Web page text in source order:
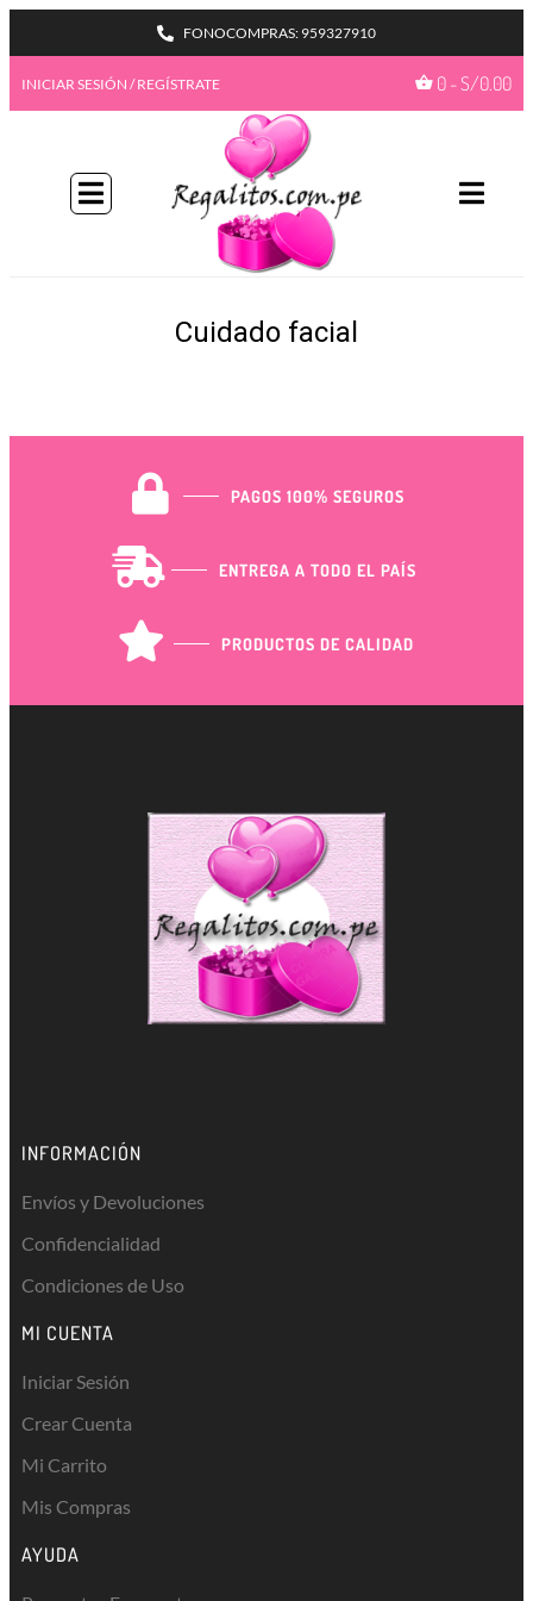
FONOCOMPRAS: 959327910
INICIAR SESIÓN / REGÍSTRATE 0-S/0.00
Cuidado facial
PAGOS 100% SEGUROS
ENTREGA A TODO EL PAÍS
PRODUCTOS DE CALIDAD
INFORMACIÓN
Envíos y Devoluciones
Confidencialidad
Condiciones de Uso
MI CUENTA
Iniciar Sesión
Crear Cuenta
Mi Carrito
Mis Compras
AYUDA
BIENVENIDA A NUESTRO
PROGAMA GIFTBENEFITS
HAZTE MIEMBRO
Con más formas de desbloquear beneficios
emocionantes, este es su pase de acceso total a
!Gana GiftPoints por diferentes acciones y
recompensas!
Formas de ganar